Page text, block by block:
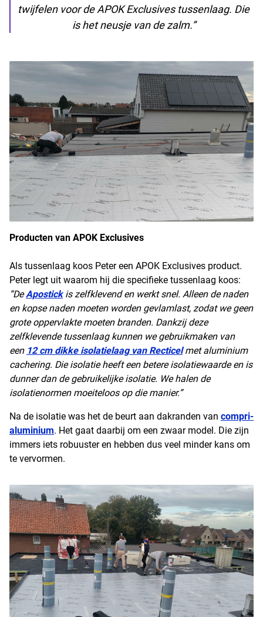
twijfelen voor de APOK Exclusives tussenlaag. Die
is het neusje van de zalm.”
Producten van APOK Exclusives
Als tussenlaag koos Peter een APOK Exclusives product.
Peter legt uit waarom hij die specifieke tussenlaag koos:
“De Apostick is zelfklevend en werkt snel. Alleen de naden
en kopse naden moeten worden gevlamlast, zodat we geen
grote oppervlakte moeten branden. Dankzij deze
zelfklevende tussenlaag kunnen we gebruikmaken van
een 12 cm dikke isolatielaag van Recticel met aluminium
cachering. Die isolatie heeft een betere isolatiewaarde en is
dunner dan de gebruikelijke isolatie. We halen de
isolatienormen moeiteloos op die manier.”
Na de isolatie was het de beurt aan dakranden van compri-
aluminium. Het gaat daarbij om een zwaar model. Die zijn
immers iets robuuster en hebben dus veel minder kans om
te vervormen.